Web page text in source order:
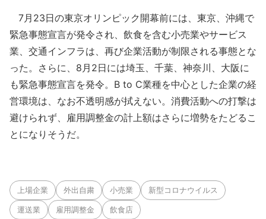
7月23日の東京オリンピック開幕前には、東京、沖縄で
緊急事態宣言が発令され、飲食を含む小売業やサービス
業、交通インフラは、再び企業活動が制限される事態とな
った。さらに、8月2日には埼玉、千葉、神奈川、大阪に
も緊急事態宣言を発令。B to C業種を中心とした企業の経
営環境は、なお不透明感が拭えない。消費活動への打撃は
避けられず、雇用調整金の計上額はさらに増勢をたどるこ
とになりそうだ。
上場企業 外出自粛 小売業 新型コロナウイルス
運送業 雇用調整金 飲食店